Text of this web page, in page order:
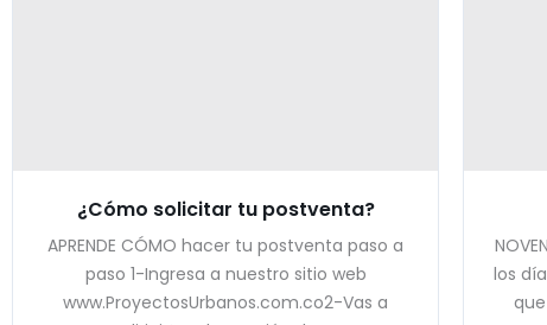
¿Cómo solicitar tu postventa?
APRENDE CÓMO hacer tu postventa paso a
paso 1-Ingresa a nuestro sitio web
www.ProyectosUrbanos.com.co2-Vas a
los